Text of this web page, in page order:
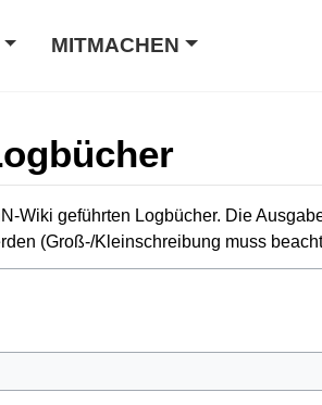
MITMACHEN
Wiki geführten Logbücher. Die
(Groß-/Kleinschreibung muss